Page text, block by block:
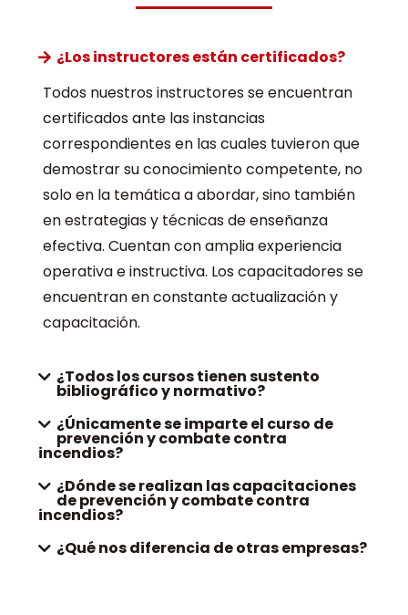
¿Los instructores están certificados?
Todos nuestros instructores se encuentran
certificados ante las instancias
correspondientes en las cuales tuvieron que
demostrar su conocimiento competente, no
solo en la temática a abordar, sino también
en estrategias y técnicas de enseñanza
efectiva. Cuentan con amplia experiencia
operativa e instructiva. Los capacitadores se
encuentran en constante actualización y
capacitación.
¿Todos los cursos tienen sustento
bibliográfico y normativo?
¿Únicamente se imparte el curso de
prevención y combate contra
incendios?
¿Dónde se realizan las capacitaciones
de prevención y combate contra
incendios?
¿Qué nos diferencia de otras empresas?